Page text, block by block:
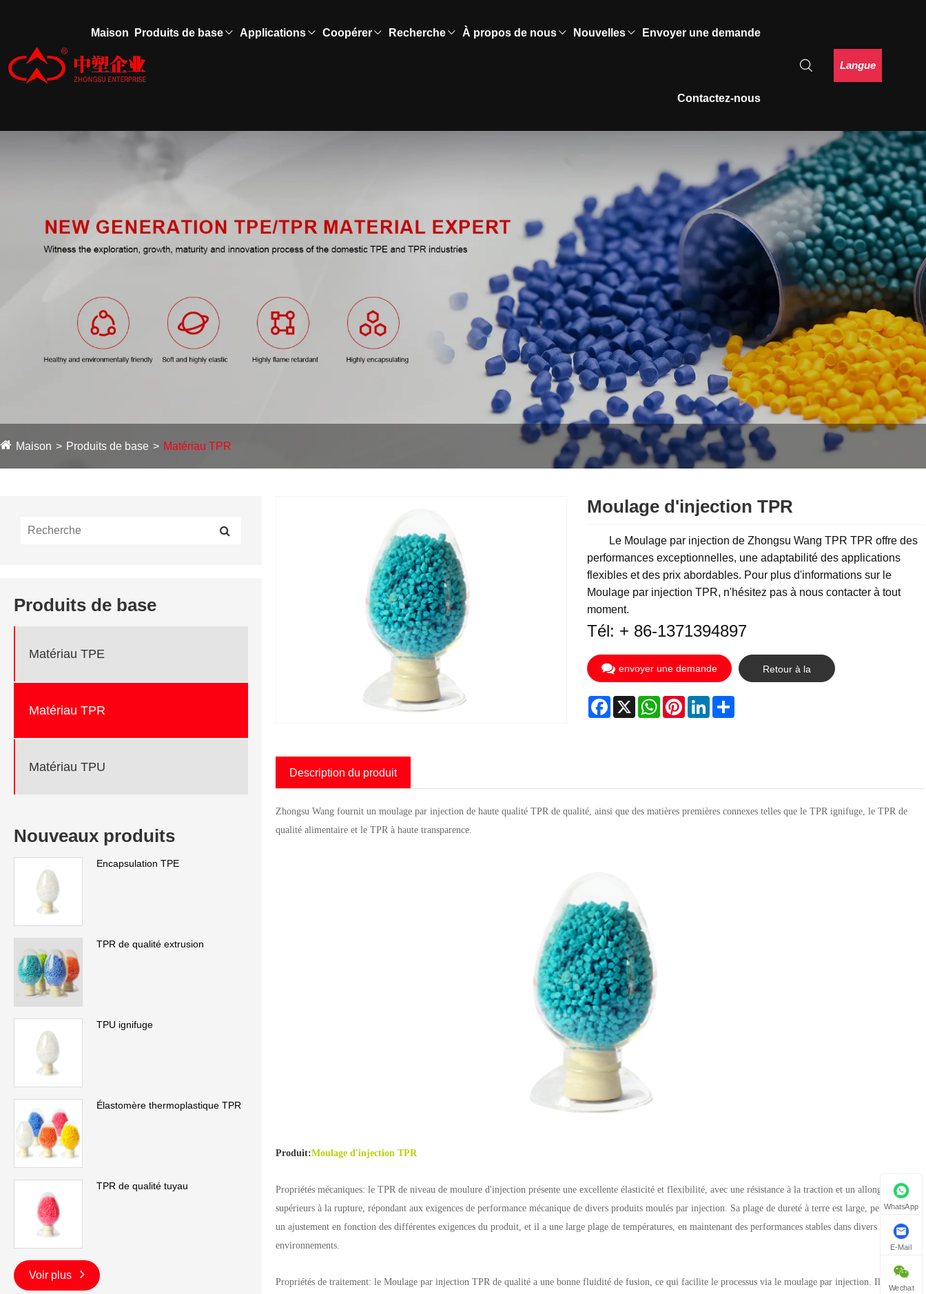
Maison Produits de base Applications Coopérer Recherche À propos de nous Nouvelles Envoyer une demande
Contactez-nous
Langue
Maison Produits de base Matériau TPR
Produits de base
Matériau TPE
Matériau TPR
Matériau TPU
Nouveaux produits
Encapsulation TPE
TPR de qualité extrusion
TPU ignifuge
Élastomère thermoplastique TPR
TPR de qualité tuyau
Voir plus
Moulage d'injection TPR
Le Moulage par injection de Zhongsu Wang TPR TPR offre des
performances exceptionnelles, une adaptabilité des applications
flexibles et des prix abordables. Pour plus d'informations sur le
Moulage par injection TPR, n'hésitez pas à nous contacter à tout
moment.
Tél: + 86-1371394897
envoyer une demande Retour à la
Facebook
X WhatsApp
PinterestLinkedInShare
Description du produit
Zhongsu Wang fournit un moulage par injection de haute qualité TPR de qualité, ainsi que des matières premières connexes telles que le TPR ignifuge, le TPR de
qualité alimentaire et le TPR à haute transparence.
Produit:Moulage d'injection TPR
Propriétés mécaniques: le TPR de niveau de moulure d'injection présente une excellente élasticité et flexibilité, avec une résistance à la traction et un allongement
supérieurs à la rupture, répondant aux exigences de performance mécanique de divers produits moulés par injection. Sa plage de dureté à terre est large, permettant
un ajustement en fonction des différentes exigences du produit, et il a une large plage de températures, en maintenant des performances stables dans divers
environnements.
Propriétés de traitement: le Moulage par injection TPR de qualité a une bonne fluidité de fusion, ce qui facilite le processus via le moulage par injection. Il peut
WhatsApp
E-Mail
Wechat